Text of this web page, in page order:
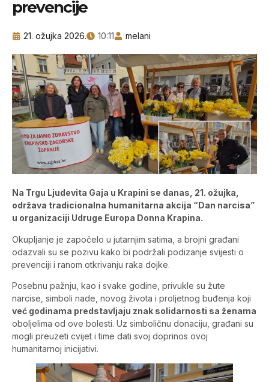
prevencije
21. ožujka 2026. 10:11 melani
Na Trgu Ljudevita Gaja u Krapini se danas, 21. ožujka,
održava tradicionalna humanitarna akcija “Dan narcisa”
u organizaciji Udruge Europa Donna Krapina.
Okupljanje je započelo u jutarnjim satima, a brojni građani
odazvali su se pozivu kako bi podržali podizanje svijesti o
prevenciji i ranom otkrivanju raka dojke.
Posebnu pažnju, kao i svake godine, privukle su žute
narcise, simboli nade, novog života i proljetnog buđenja koji
već godinama predstavljaju znak solidarnosti sa ženama
oboljelima od ove bolesti. Uz simboličnu donaciju, građani su
mogli preuzeti cvijet i time dati svoj doprinos ovoj
humanitarnoj inicijativi.